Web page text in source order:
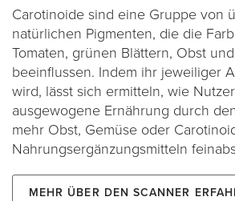
Carotinoide sind eine Gruppe von
natürlichen Pigmenten, die die
Tomaten, grünen Blättern, Obst
beeinflussen. Indem ihr jeweiliger
wird, lässt sich ermitteln, wie
ausgewogene Ernährung durch
mehr Obst, Gemüse oder
Nahrungsergänzungsmitteln
Mehr über den Scanner